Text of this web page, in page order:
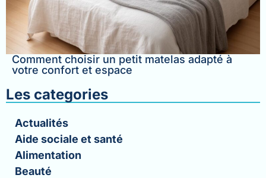
Comment choisir un petit matelas adapté à
votre confort et espace
Les categories
Actualités
Aide sociale et santé
Alimentation
Beauté